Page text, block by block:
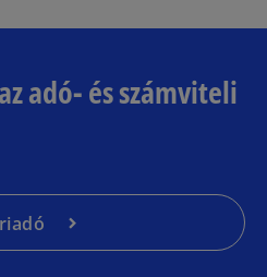
adó- és számviteli